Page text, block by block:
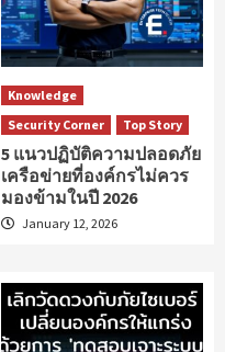
Knowledge
Security Corner
Top Story
5 แนวปฏิบัติความปลอดภัย
เครือข่ายที่องค์กรไม่ควร
มองข้ามในปี 2026
January 12, 2026